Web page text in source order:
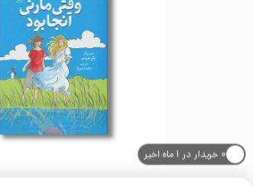
۰ خریدار در ۱ ماه اخیر